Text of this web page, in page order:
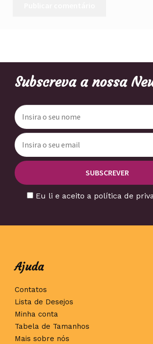
Subscreva a nossa
Eu li e aceito a política de
Ajuda
Contatos
Lista de Desejos
Minha conta
Tabela de Tamanhos
Mais sobre nós